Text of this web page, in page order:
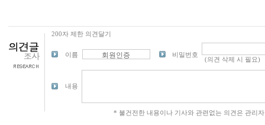
200자 제한 의견달기
이름 비밀번호
내용
* 불건전한 내용이나 기사와 관련없는 의견은 관리